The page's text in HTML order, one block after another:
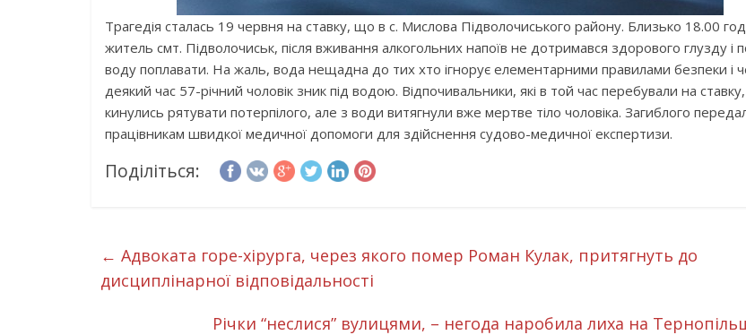
Трагедія сталась 19 червня на ставку, що в с. Мислова Підволочиського району. Близько 18.00
житель смт. Підволочиськ, після вживання алкогольних напоїв не дотримався здорового глузду і
воду поплавати. На жаль, вода нещадна до тих хто ігнорує елементарними правилами безпеки і
деякий час 57-річний чоловік зник під водою. Відпочивальники, які в той час перебували на ставку,
кинулись рятувати потерпілого, але з води витягнули вже мертве тіло чоловіка. Загиблого
працівникам швидкої медичної допомоги для здійснення судово-медичної експертизи.
Поділіться:
← Адвоката горе-хірурга, через якого помер Роман Кулак, притягнуть до
дисциплінарної відповідальності
Річки “неслися” вулицями, – негода наробила лиха на